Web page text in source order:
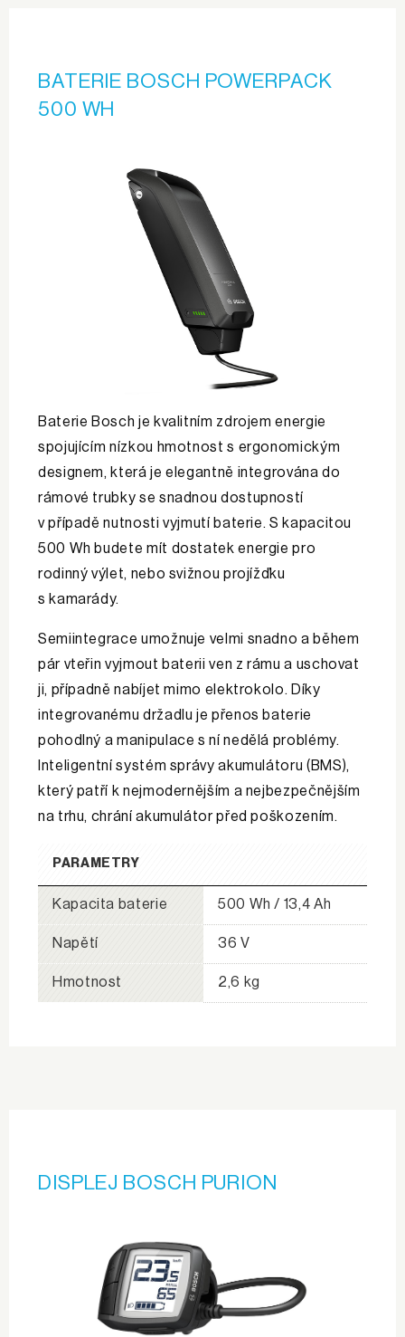
BATERIE BOSCH POWERPACK
500 WH
Baterie Bosch je kvalitním zdrojem energie
spojujícím nízkou hmotnost s ergonomickým
designem, která je elegantně integrována do
rámové trubky se snadnou dostupností
v případě nutnosti vyjmutí baterie. S kapacitou
500 Wh budete mít dostatek energie pro
rodinný výlet, nebo svižnou projížďku
s kamarády.
Semiintegrace umožnuje velmi snadno a během
pár vteřin vyjmout baterii ven z rámu a uschovat
ji, případně nabíjet mimo elektrokolo. Díky
integrovanému držadlu je přenos baterie
pohodlný a manipulace s ní nedělá problémy.
Inteligentní systém správy akumulátoru (BMS),
který patří k nejmodernějším a nejbezpečnějším
na trhu, chrání akumulátor před poškozením.
PARAMETRY
Kapacita baterie 500 Wh / 13,4 Ah
Napětí 36 V
Hmotnost 2,6 kg
DISPLEJ BOSCH PURION